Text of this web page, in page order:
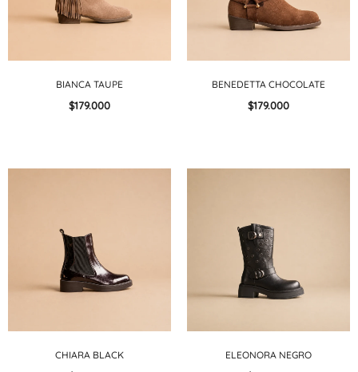
BIANCA TAUPE
$179.000
BENEDETTA CHOCOLATE
$179.000
CHIARA BLACK ELEONORA NEGRO